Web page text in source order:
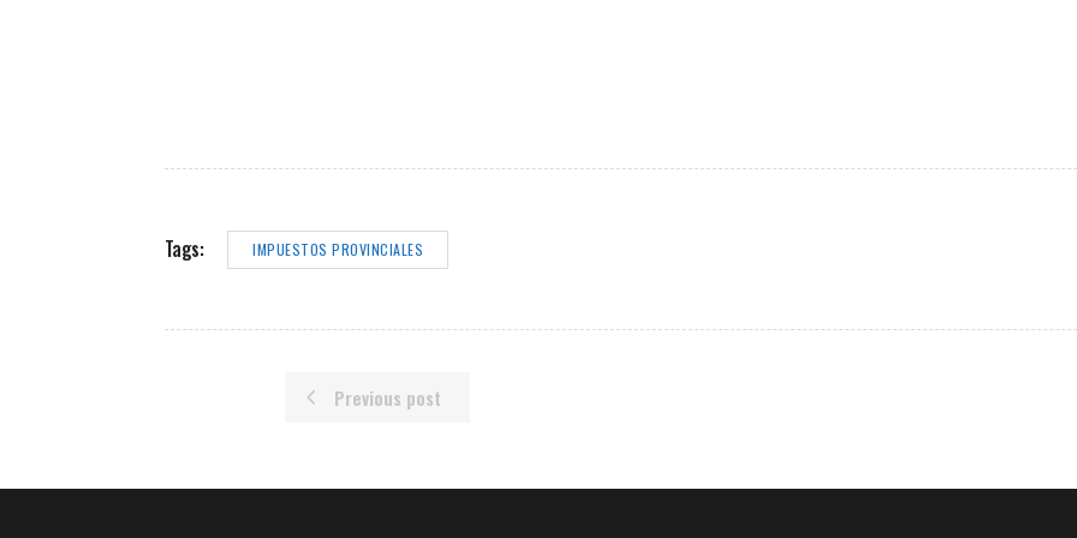
Tags: IMPUESTOS PROVINCIALES
Previous post